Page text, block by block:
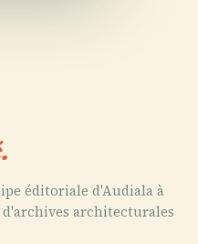
éditoriale d'Audiala à
architecturales